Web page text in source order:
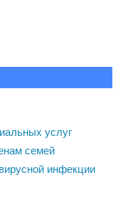
услуг
семей
инфекции